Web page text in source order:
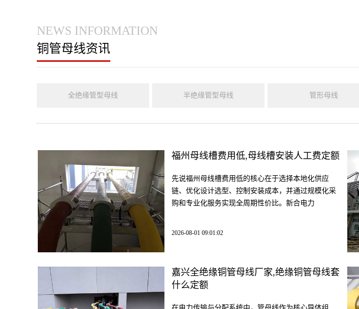
NEWS INFORMATION
铜管母线资讯
全绝缘管型母线 半绝缘管型母线 管形母线
福州母线槽费用低,母线槽安装人工费定额
先说福州母线槽费用低的核心在于选择本地化供应
链、优化设计选型、控制安装成本，并通过规模化采
购和专业化服务实现全周期性价比。新合电力
2026-08-01 09:01:02
嘉兴全绝缘铜管母线厂家,绝缘铜管母线套
什么定额